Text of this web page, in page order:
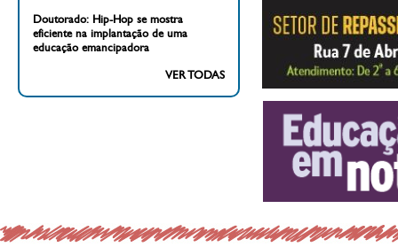
Doutorado: Hip-Hop se mostra
eficiente na implantação de uma
educação emancipadora
VER TODAS